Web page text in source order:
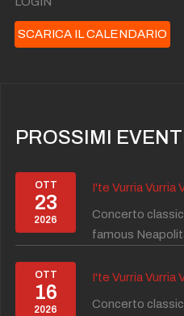
SCARICA IL CALENDARIO
PROSSIMI
OTT
23
2026
I'te Vurria Vurria
Concerto
famous
OTT
16
2026
I'te Vurria Vurria
Concerto